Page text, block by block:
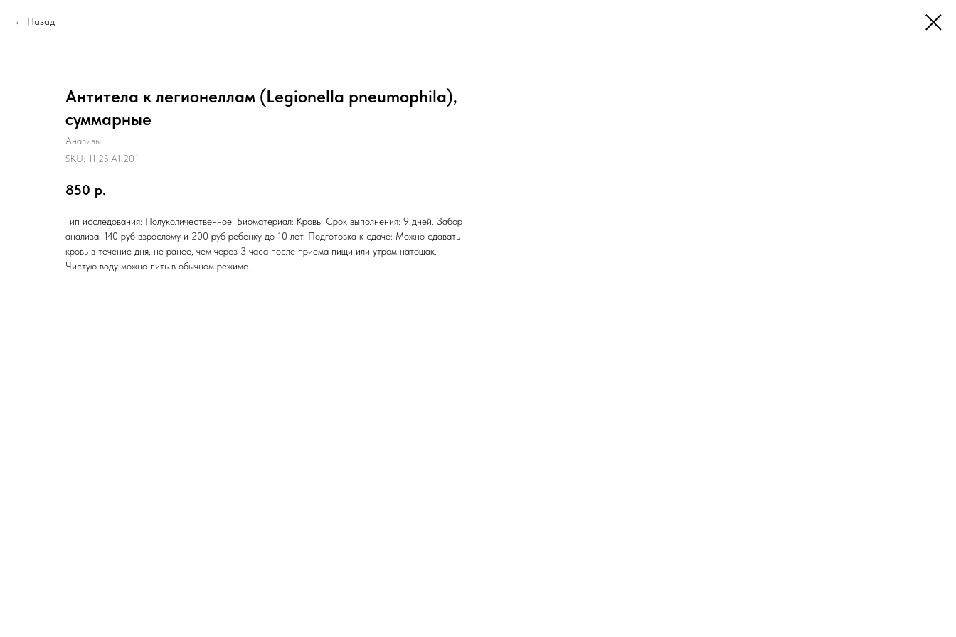
Назад
Антитела к легионеллам (Legionella pneumophila),
суммарные
Анализы
SKU: 11.25.A1.201
850 р.
Тип исследования: Полуколичественное. Биоматериал: Кровь. Срок выполнения: 9 дней. Забор
анализа: 140 руб взрослому и 200 руб ребенку до 10 лет. Подготовка к сдаче: Можно сдавать
кровь в течение дня, не ранее, чем через 3 часа после приема пищи или утром натощак.
Чистую воду можно пить в обычном режиме..